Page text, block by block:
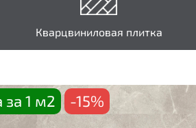
Кварцвиниловая плитка
за 1 м2 -15%